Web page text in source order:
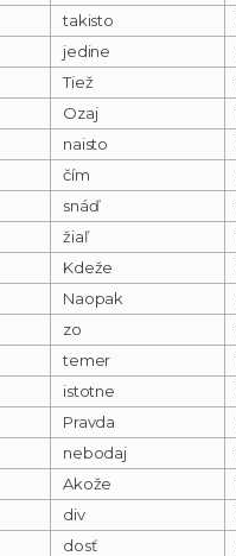
takisto
jedine
Tiež
Ozaj
naisto
čím
snáď
žiaľ
Kdeže
Naopak
zo
temer
istotne
Pravda
nebodaj
Akože
div
dosť